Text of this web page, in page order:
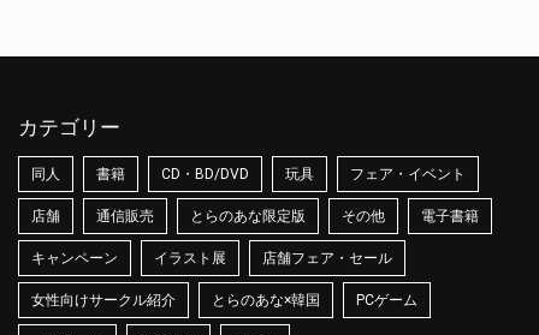
カテゴリー
同人 書籍 CD・BD/DVD 玩具 フェア・イベント
店舗 通信販売 とらのあな限定版 その他 電子書籍
キャンペーン イラスト展 店舗フェア・セール
女性向けサークル紹介 とらのあな×韓国 PCゲーム